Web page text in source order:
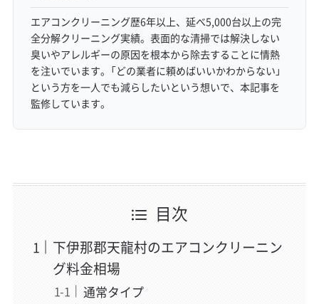
エアコンクリーニング歴6年以上、延べ5,000台以上の完
全分解クリーニング実績。表面的な清掃では解決しない
臭いやアレルギーの原因を根本から除去することに情熱
を注いでいます。「どの業者に頼めばいいかわからない」
という方を一人でも減らしたいという想いで、本記事を
監修しています。
目次
下伊那郡天龍村のエアコンクリーニン
グ料金相場
通常タイプ